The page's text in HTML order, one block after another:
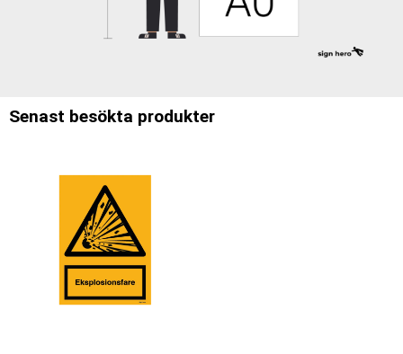
Senast besökta produkter